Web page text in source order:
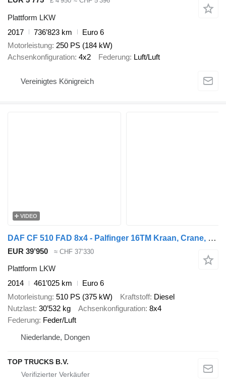
Plattform LKW
2017
736’823 km
Euro 6
Motorleistung 250 PS (184 kW)
Achsenkonfiguration 4x2 Federung Luft/Luft
Vereinigtes Königreich
VIDEO
DAF CF 510 FAD 8x4 - Palfinger 16TM Kraan, Crane, New Engine -Retard
EUR 39’950 ≈ CHF 37’330
Plattform LKW
2014
461’025 km
Euro 6
Motorleistung 510 PS (375 kW) Kraftstoff Diesel
Nutzlast 30’532 kg Achsenkonfiguration 8x4
Federung Feder/Luft
Niederlande, Dongen
TOP TRUCKS B.V.